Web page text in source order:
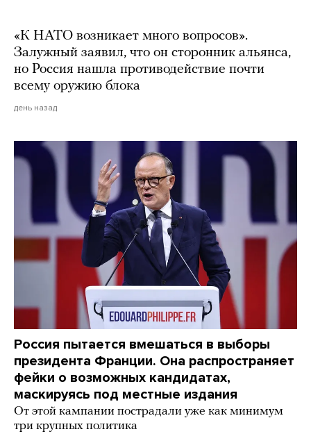
«К НАТО возникает много вопросов».
Залужный заявил, что он сторонник альянса,
но Россия нашла противодействие почти
всему оружию блока
день назад
Россия пытается вмешаться в выборы
президента Франции. Она распространяет
фейки о возможных кандидатах,
маскируясь под местные издания
От этой кампании пострадали уже как минимум
три крупных политика